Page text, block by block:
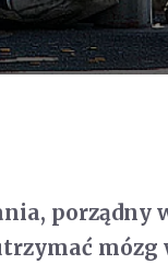
porządny
mózg